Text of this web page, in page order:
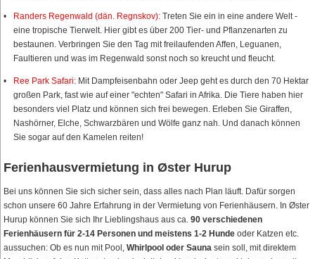
Randers Regenwald (dän. Regnskov): Treten Sie ein in eine andere Welt -
eine tropische Tierwelt. Hier gibt es über 200 Tier- und Pflanzenarten zu
bestaunen. Verbringen Sie den Tag mit freilaufenden Affen, Leguanen,
Faultieren und was im Regenwald sonst noch so kreucht und fleucht.
Ree Park Safari: Mit Dampfeisenbahn oder Jeep geht es durch den 70 Hektar
großen Park, fast wie auf einer "echten" Safari in Afrika. Die Tiere haben hier
besonders viel Platz und können sich frei bewegen. Erleben Sie Giraffen,
Nashörner, Elche, Schwarzbären und Wölfe ganz nah. Und danach können
Sie sogar auf den Kamelen reiten!
Ferienhausvermietung in Øster Hurup
Bei uns können Sie sich sicher sein, dass alles nach Plan läuft. Dafür sorgen
schon unsere 60 Jahre Erfahrung in der Vermietung von Ferienhäusern. In Øster
Hurup können Sie sich Ihr Lieblingshaus aus ca. 90 verschiedenen
Ferienhäusern für 2-14 Personen und meistens 1-2 Hunde oder Katzen etc.
aussuchen: Ob es nun mit Pool, Whirlpool oder Sauna sein soll, mit direktem